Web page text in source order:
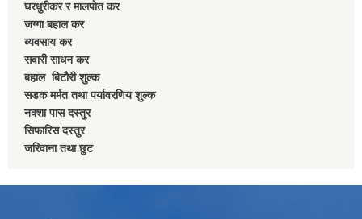
घरधुरीकर र मालपाेत कर
जग्गा बहाल कर
ब्यवसाय कर
सवारी साधन कर
बहाल बिटाैरी शुल्क
सडक मर्मत तथा पर्यावरणिय शुल्क
नक्शा पास दस्तुर
सिफारिस दस्तुर
जरिवाना तथा छुट